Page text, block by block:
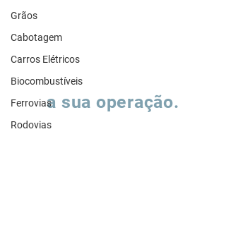
Grãos
Cabotagem
Carros Elétricos
Biocombustíveis
Ferrovias
Rodovias
Vamos falar sobre
a sua operação.